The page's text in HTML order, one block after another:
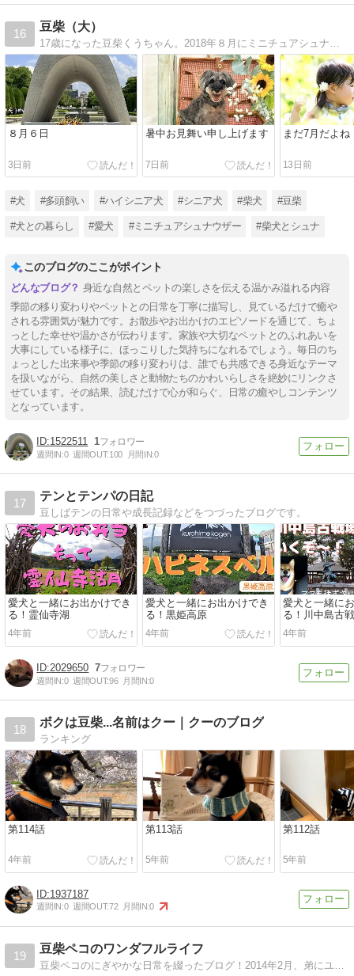
16
豆柴（大）
17歳になった豆柴くうちゃん。2018年８月にミニチュアシュナウザーのうららが家族になりました。毎日楽しく暮らしています。
８月６日
3日前
暑中お見舞い申し上げます
7日前
まだ7月だよね
13日前
#犬 #多頭飼い #ハイシニア犬 #シニア犬 #柴犬 #豆柴
#犬との暮らし #愛犬 #ミニチュアシュナウザー #柴犬とシュナ
このブログのここがポイント
身近な自然とペットの楽しさを伝える温かみ溢れる内容
季節の移り変わりやペットとの日常を丁寧に描写し、見ているだけで癒や
される雰囲気が魅力です。お散歩やお出かけのエピソードを通じて、ちょ
っとした幸せや温かさが伝わります。家族や大切なペットとのふれあいを
大事にしている様子に、ほっこりした気持ちになれるでしょう。毎日のち
ょっとした出来事や季節の移り変わりは、誰でも共感できる身近なテーマ
を扱いながら、自然の美しさと動物たちのかわいらしさを絶妙にリンクさ
せています。その結果、読むだけで心が和らぐ、日常の癒やしコンテンツ
となっています。
1522511 1
週間IN:0 週間OUT:100 月間IN:0
17
テンとテンパの日記
豆しばテンの日常や成長記録などをつづったブログです。
愛犬と一緒にお出かけでき
る！霊仙寺湖
4年前
愛犬と一緒にお出かけでき
る！黒姫高原
4年前
愛犬と一緒に
る！川中島古
4年前
2029650 7
週間IN:0 週間OUT:96 月間IN:0
18
ボクは豆柴...名前はクー｜クーのブログ
ランキング
第114話
4年前
第113話
5年前
第112話
5年前
1937187
週間IN:0 週間OUT:72 月間IN:0
19
豆柴ペコのワンダフルライフ